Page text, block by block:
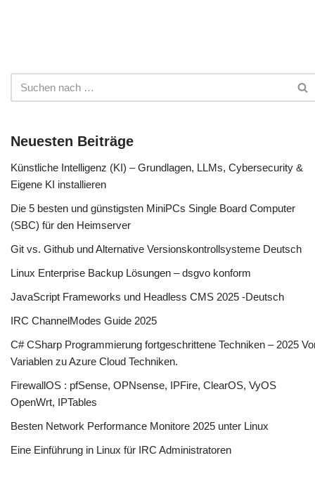
Neuesten Beiträge
Künstliche Intelligenz (KI) – Grundlagen, LLMs, Cybersecurity &
Eigene KI installieren
Die 5 besten und günstigsten MiniPCs Single Board Computer
(SBC) für den Heimserver
Git vs. Github und Alternative Versionskontrollsysteme Deutsch
Linux Enterprise Backup Lösungen – dsgvo konform
JavaScript Frameworks und Headless CMS 2025 -Deutsch
IRC ChannelModes Guide 2025
C# CSharp Programmierung fortgeschrittene Techniken – 2025
Variablen zu Azure Cloud Techniken.
FirewallOS : pfSense, OPNsense, IPFire, ClearOS, VyOS
OpenWrt, IPTables
Besten Network Performance Monitore 2025 unter Linux
Eine Einführung in Linux für IRC Administratoren